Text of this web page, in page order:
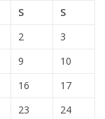
S
S
2
3
9
10
16
17
23
24